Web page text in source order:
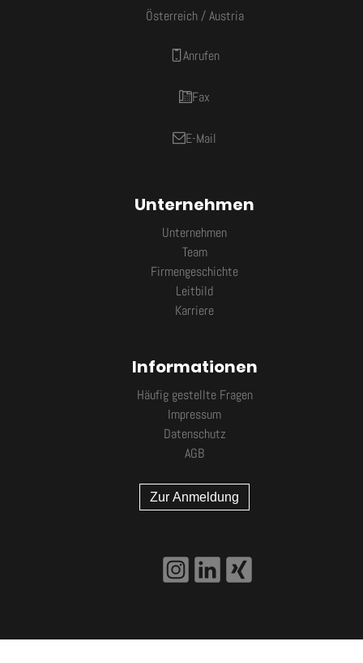
Österreich / Austria
Anrufen
Fax
E-Mail
Unternehmen
Unternehmen
Team
Firmengeschichte
Leitbild
Karriere
Informationen
Häufig gestellte Fragen
Impressum
Datenschutz
AGB
Zur Anmeldung